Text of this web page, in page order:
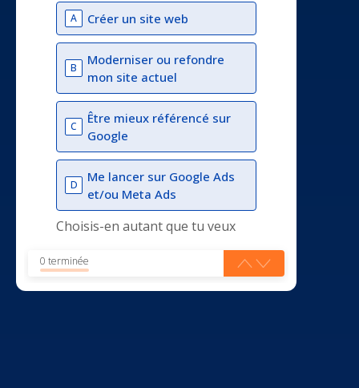
A Créer un site web
B
Moderniser ou refondre
mon site actuel
C
Être mieux référencé sur
Google
D
Me lancer sur Google Ads
et/ou Meta Ads
Choisis-en autant que tu veux
0 terminée